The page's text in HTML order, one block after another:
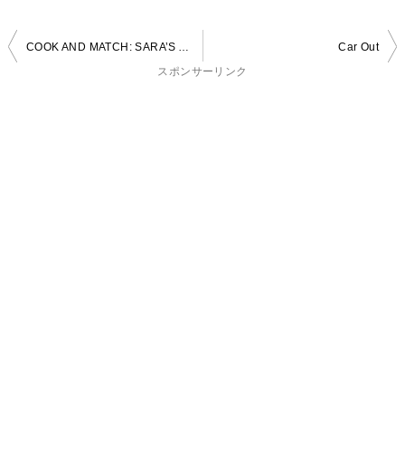
投
COOK AND MATCH: SARA’S ADVENTURE
Car Out
スポンサーリンク